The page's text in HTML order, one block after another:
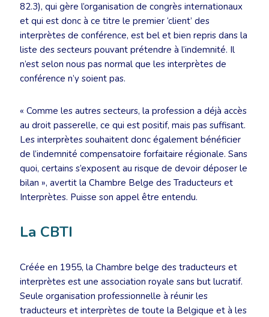
82.3), qui gère l’organisation de congrès internationaux
et qui est donc à ce titre le premier ‘client’ des
interprètes de conférence, est bel et bien repris dans la
liste des secteurs pouvant prétendre à l’indemnité. Il
n’est selon nous pas normal que les interprètes de
conférence n’y soient pas.
« Comme les autres secteurs, la profession a déjà accès
au droit passerelle, ce qui est positif, mais pas suffisant.
Les interprètes souhaitent donc également bénéficier
de l’indemnité compensatoire forfaitaire régionale. Sans
quoi, certains s’exposent au risque de devoir déposer le
bilan », avertit la Chambre Belge des Traducteurs et
Interprètes. Puisse son appel être entendu.
La CBTI
Créée en 1955, la Chambre belge des traducteurs et
interprètes est une association royale sans but lucratif.
Seule organisation professionnelle à réunir les
traducteurs et interprètes de toute la Belgique et à les